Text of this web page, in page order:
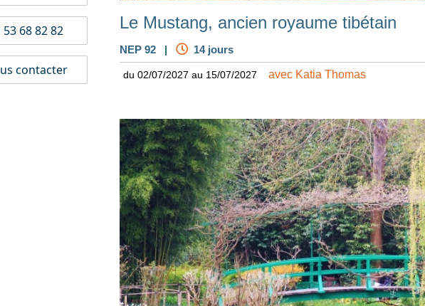
53 68 82 82
contacter
Le Mustang, ancien royaume tibétain
NEP 92 | 14 jours
du 02/07/2027 au 15/07/2027 avec Katia Thomas